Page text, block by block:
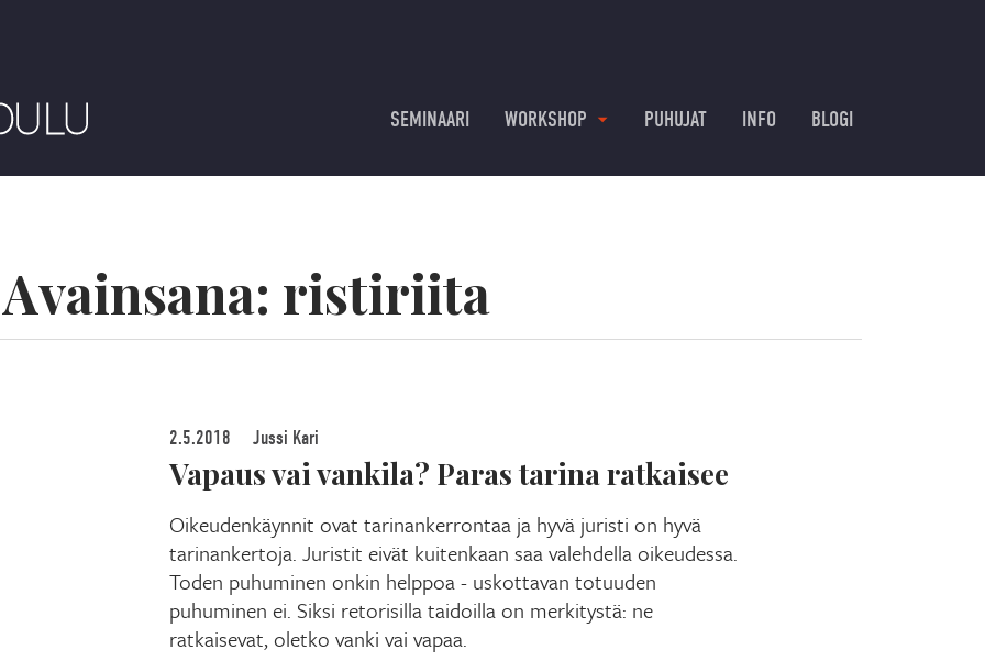
SEMINAARI WORKSHOP PUHUJAT INFO BLOGI
Avainsana: ristiriita
2.5.2018 Jussi Kari
Vapaus vai vankila? Paras tarina ratkaisee
Oikeudenkäynnit ovat tarinankerrontaa ja hyvä juristi on hyvä
tarinankertoja. Juristit eivät kuitenkaan saa valehdella oikeudessa.
Toden puhuminen onkin helppoa - uskottavan totuuden
puhuminen ei. Siksi retorisilla taidoilla on merkitystä: ne
ratkaisevat, oletko vanki vai vapaa.